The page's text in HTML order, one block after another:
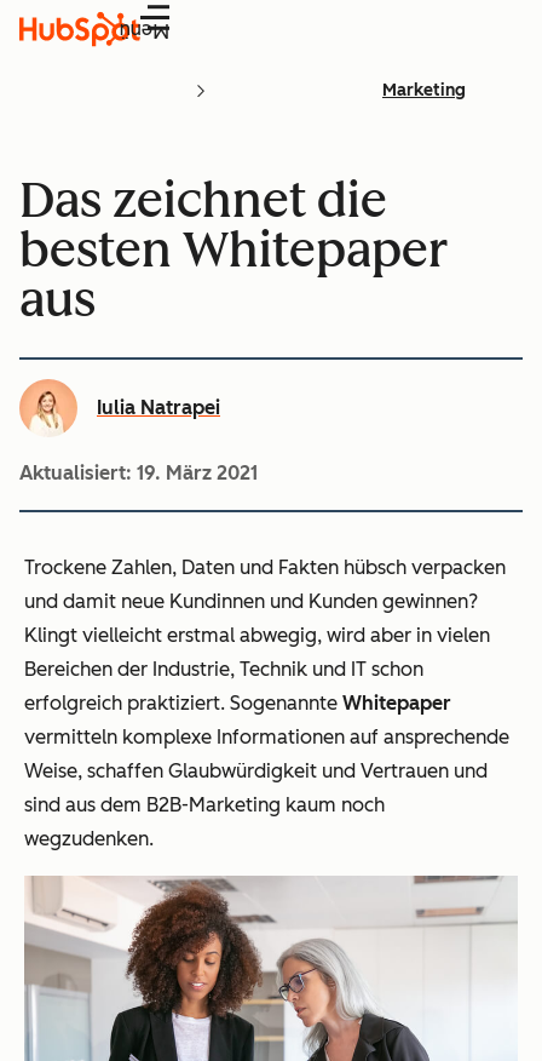
Menü
Marketing
Das zeichnet die
besten Whitepaper
aus
Iulia Natrapei
Aktualisiert: 19. März 2021
Trockene Zahlen, Daten und Fakten hübsch verpacken
und damit neue Kundinnen und Kunden gewinnen?
Klingt vielleicht erstmal abwegig, wird aber in vielen
Bereichen der Industrie, Technik und IT schon
erfolgreich praktiziert. Sogenannte Whitepaper
vermitteln komplexe Informationen auf ansprechende
Weise, schaffen Glaubwürdigkeit und Vertrauen und
sind aus dem B2B-Marketing kaum noch
wegzudenken.